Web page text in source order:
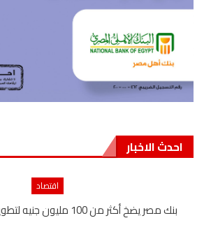
احدث الاخبار
اقتصاد
بنك مصر يضخ أكثر من 100 مليون جنيه لتطوير الخدمات الصحية…